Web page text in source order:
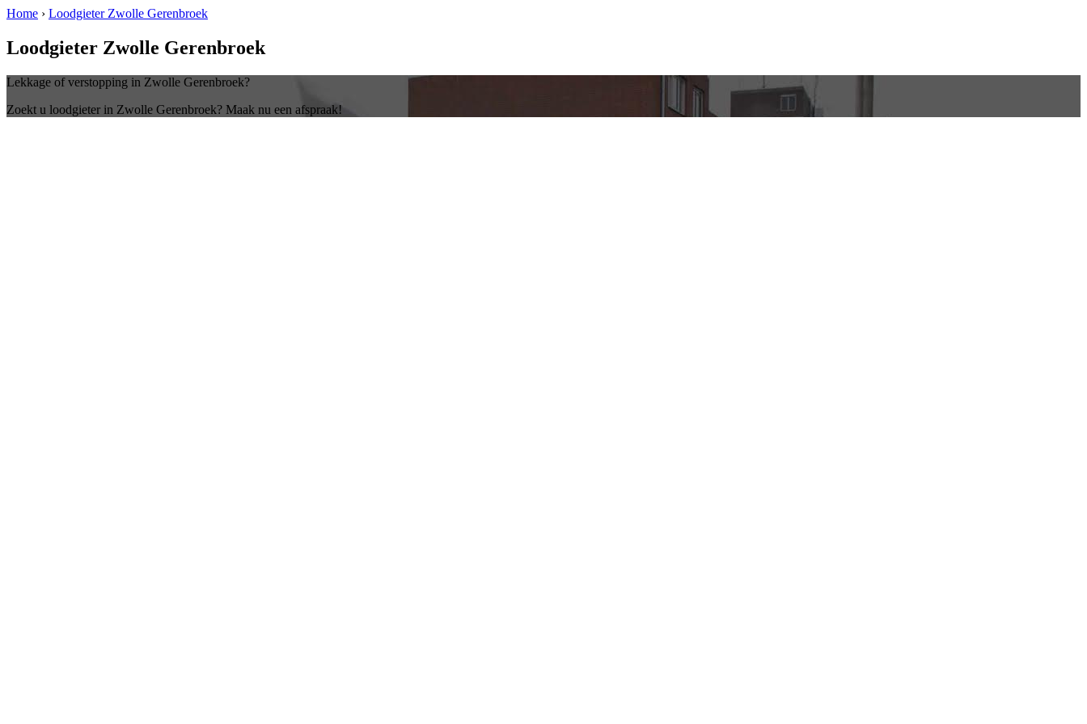
Home › Loodgieter Zwolle Gerenbroek
Loodgieter Zwolle Gerenbroek
Lekkage of verstopping in Zwolle Gerenbroek?
Zoekt u loodgieter in Zwolle Gerenbroek? Maak nu een afspraak!